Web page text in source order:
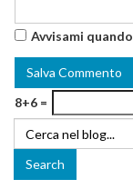
Avvisami
8+6 =